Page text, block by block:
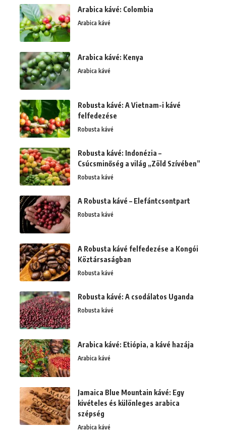
Arabica kávé: Colombia
Arabica kávé
Arabica kávé: Kenya
Arabica kávé
Robusta kávé: A Vietnam-i kávé
felfedezése
Robusta kávé
Robusta kávé: Indonézia –
Csúcsminőség a világ „Zöld Szívében”
Robusta kávé
A Robusta kávé – Elefántcsontpart
Robusta kávé
A Robusta kávé felfedezése a Kongói
Köztársaságban
Robusta kávé
Robusta kávé: A csodálatos Uganda
Robusta kávé
Arabica kávé: Etiópia, a kávé hazája
Arabica kávé
Jamaica Blue Mountain kávé: Egy
kivételes és különleges arabica
szépség
Arabica kávé